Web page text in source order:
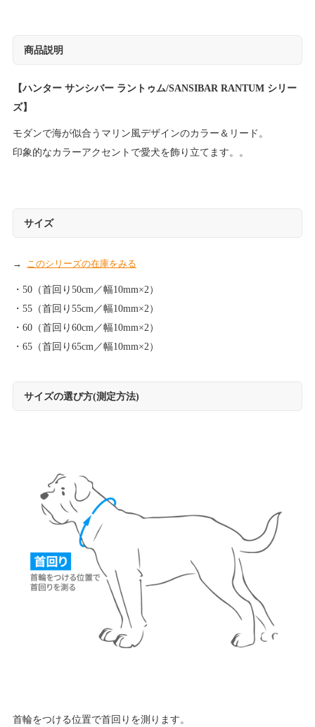
商品説明
【ハンター サンシバー ラントゥム/SANSIBAR RANTUM シリー
ズ】
モダンで海が似合うマリン風デザインのカラー＆リード。
印象的なカラーアクセントで愛犬を飾り立てます。。
サイズ
このシリーズの在庫をみる
・50（首回り50cm／幅10mm×2）
・55（首回り55cm／幅10mm×2）
・60（首回り60cm／幅10mm×2）
・65（首回り65cm／幅10mm×2）
サイズの選び方(測定方法)
首輪をつける位置で首回りを測ります。